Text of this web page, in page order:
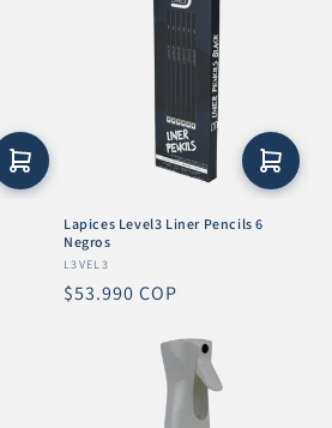
Lapices Level3 Liner Pencils 6
Negros
Proveedor:
L3VEL3
Precio
$53.990 COP